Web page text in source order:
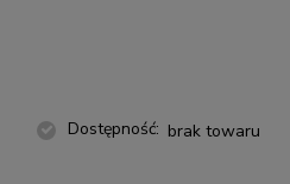
Dostępność: brak towaru